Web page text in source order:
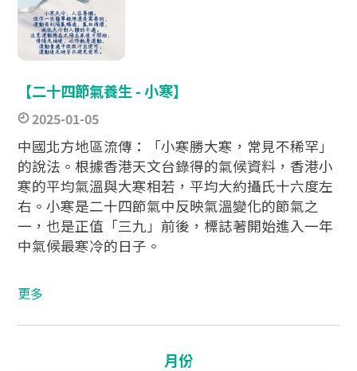
【二十四節氣養生 - 小寒】
2025-01-05
中國北方地區流傳：「小寒勝大寒，常見不稀罕」
的說法。根據香港天文台錄得的氣候資料，香港小
寒的平均氣溫與大寒相若，平均大約攝氏十六度左
右。小寒是二十四節氣中反映氣溫變化的節氣之
一，也是正值「三九」前後，標誌著開始進入一年
中氣候最寒冷的日子。
更多
月份